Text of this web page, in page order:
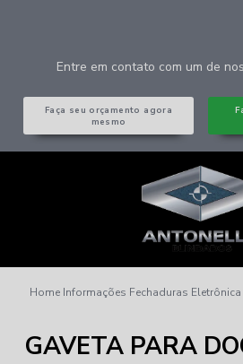
Entre em contato com um de
Faça seu orçamento agora
mesmo
Home Informações Fechaduras Eletrônica
GAVETA PARA